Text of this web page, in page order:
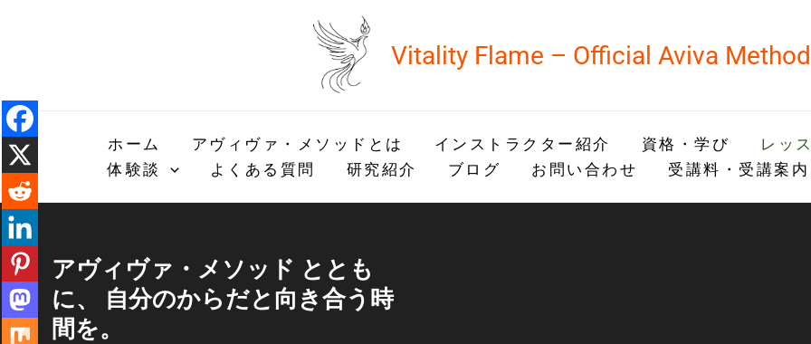
キ
ッ
プ
Vitality Flame – Official Aviva
ホーム アヴィヴァ・メソッドとは インストラクター紹介 資格・学び
レッ
体験談
よくある質問 研究紹介 ブログ お問い合わせ 受講料・受講案内
アヴィヴァ・メソッド ととも
に、 自分のからだと向き合う時
間を。